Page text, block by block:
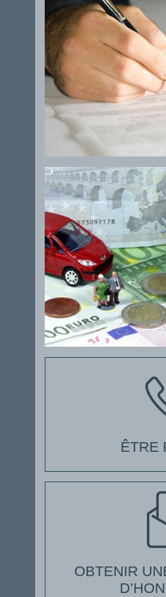
ÊTRE
OBTENIR